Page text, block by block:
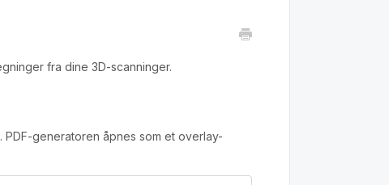
fra dine 3D-scanninger.
. PDF-generatoren åpnes som et overlay-